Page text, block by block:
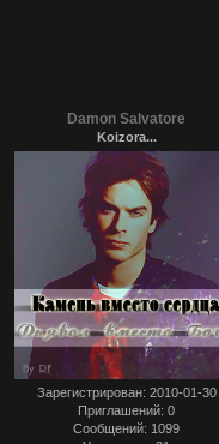
Damon Salvatore
Koizora...
Зарегистрирован: 2010-01-30
Приглашений: 0
Сообщений: 1099